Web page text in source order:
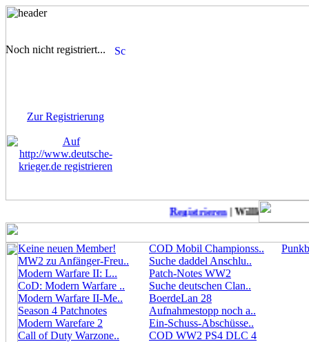
Registrieren| Willkommen auf
Keine neuen Member!
MW2 zu Anfänger-Freu..
Modern Warfare II: L..
CoD: Modern Warfare ..
Modern Warfare II-Me..
Season 4 Patchnotes
Modern Warefare 2
Call of Duty Warzone..
COD Mobil Championss..
Suche daddel Anschlu..
Patch-Notes WW2
Suche deutschen Clan..
BoerdeLan 28
Aufnahmestopp noch a..
Ein-Schuss-Abschüsse..
COD WW2 PS4 DLC 4
Noch nicht registriert...
Zur Registrierung